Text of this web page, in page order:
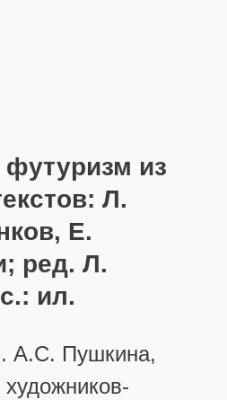
футуризм из
Л.
Е.
ред. Л.
ил.
А.С. Пушкина,